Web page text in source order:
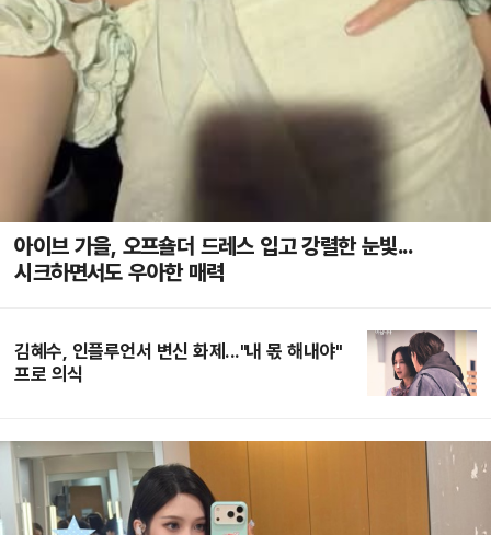
아이브 가을, 오프숄더 드레스 입고 강렬한 눈빛...
시크하면서도 우아한 매력
김혜수, 인플루언서 변신 화제..."내 몫 해내야"
프로 의식